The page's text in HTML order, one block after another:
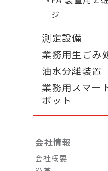
ジ
測定設備
業務用生ごみ
油水分離装置
業務用スマー
ボット
会社情報
会社概要